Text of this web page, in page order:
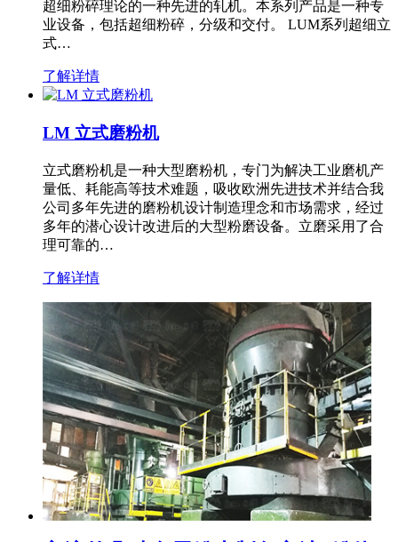
超细粉碎理论的一种先进的轧机。本系列产品是一种专
业设备，包括超细粉碎，分级和交付。 LUM系列超细立
式…
了解详情
LM 立式磨粉机
立式磨粉机是一种大型磨粉机，专门为解决工业磨机产
量低、耗能高等技术难题，吸收欧洲先进技术并结合我
公司多年先进的磨粉机设计制造理念和市场需求，经过
多年的潜心设计改进后的大型粉磨设备。立磨采用了合
理可靠的…
了解详情